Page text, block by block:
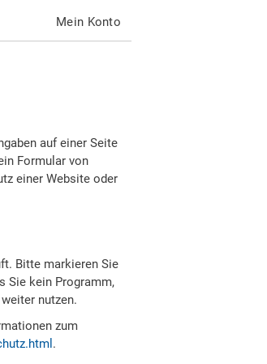
Mein Konto
auf einer Seite
Formular von
einer Website oder
Bitte markieren Sie
Sie kein Programm,
nutzen.
zum
.